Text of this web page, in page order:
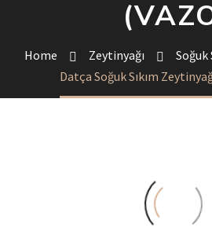
Home Zeytinyağı
Soğuk
Datça Soğuk Sıkım